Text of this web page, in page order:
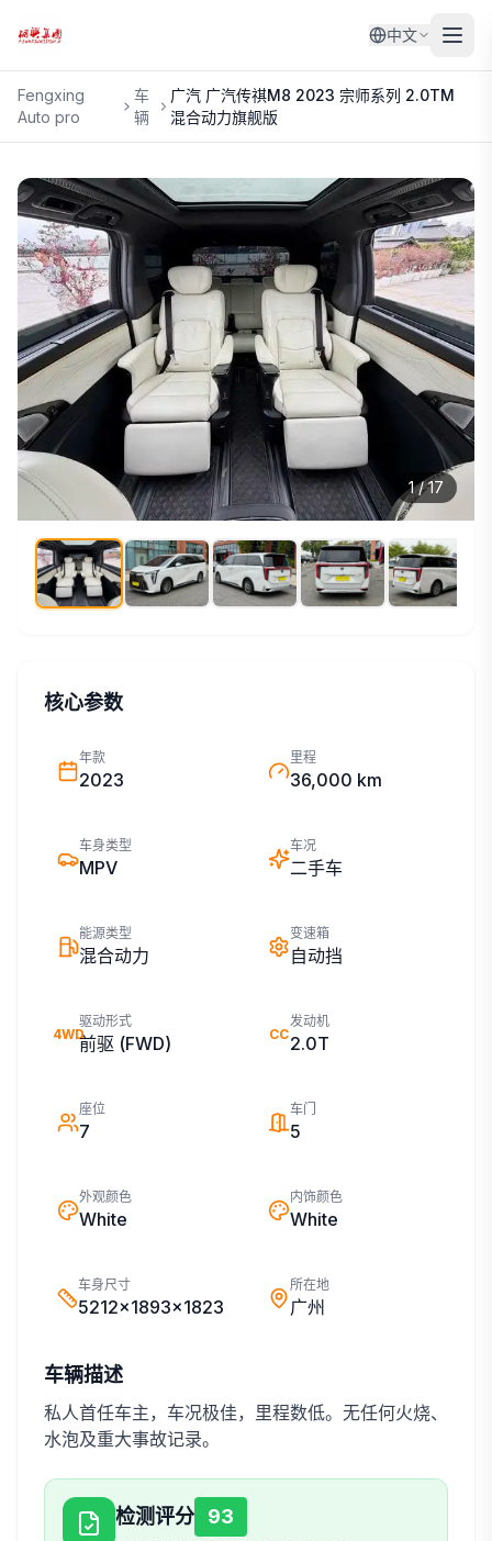
中文
Fengxing
Auto pro
车
辆
广汽 广汽传祺M8 2023 宗师系列 2.0TM
混合动力旗舰版
1/17
核心参数
年款
2023
里程
36,000 km
车身类型
MPV
车况
二手车
能源类型
混合动力
变速箱
自动挡
4WD
驱动形式
前驱 (FWD) CC
发动机
2.0T
座位
7
车门
5
外观颜色
White
内饰颜色
White
车身尺寸
5212x1893x1823
所在地
广州
车辆描述
私人首任车主，车况极佳，里程数低。无任何火烧、
水泡及重大事故记录。
检测评分 93